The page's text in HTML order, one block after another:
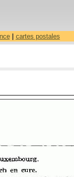
| cartes postales